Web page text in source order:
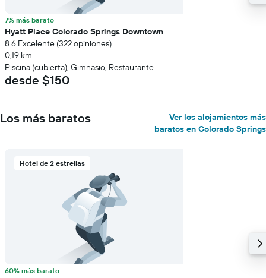
7% más barato
Hyatt Place Colorado Springs Downtown
8.6 Excelente (322 opiniones)
0,19 km
Piscina (cubierta), Gimnasio, Restaurante
desde $150
Los más baratos
Ver los alojamientos más
baratos en Colorado Springs
Hotel de 2 estrellas
60% más barato